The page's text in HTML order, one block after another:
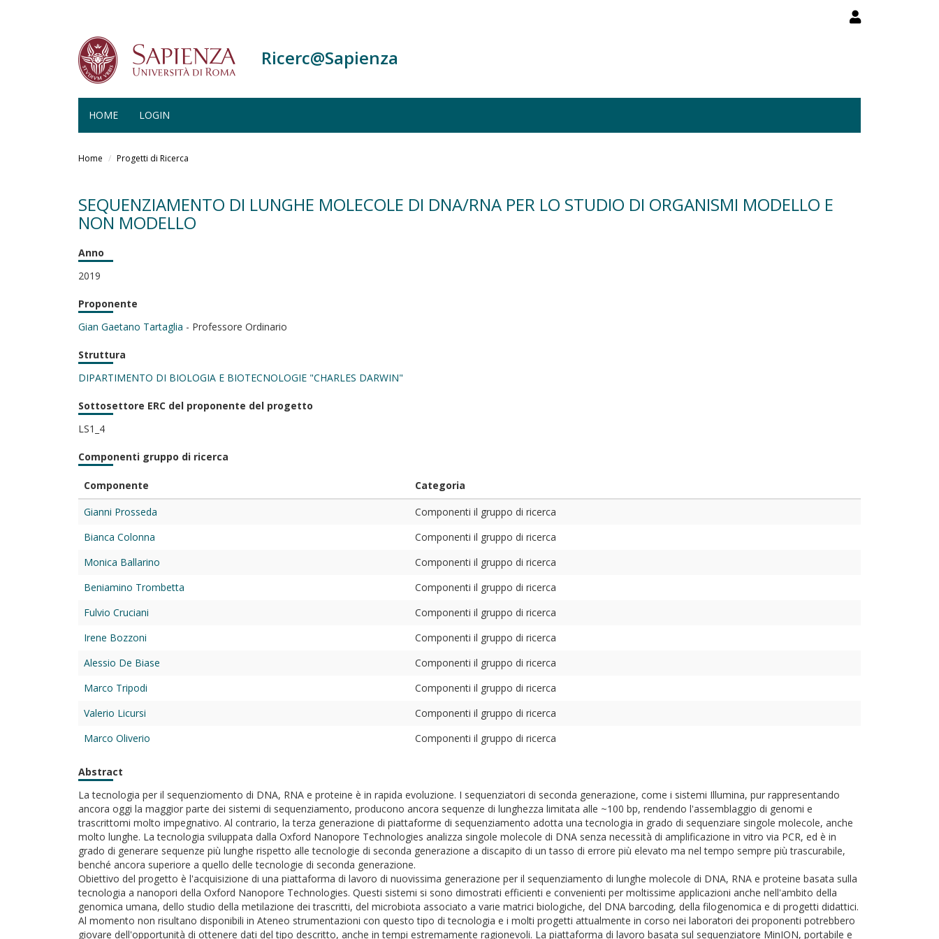
Ricerc@Sapienza
HOME LOGIN
Home Progetti di Ricerca
SEQUENZIAMENTO DI LUNGHE MOLECOLE DI DNA/RNA PER LO STUDIO DI ORGANISMI MODELLO E
NON MODELLO
Anno
2019
Proponente
Gian Gaetano Tartaglia - Professore Ordinario
Struttura
DIPARTIMENTO DI BIOLOGIA E BIOTECNOLOGIE "CHARLES DARWIN"
Sottosettore ERC del proponente del progetto
LS1_4
Componenti gruppo di ricerca
Componente
Categoria
Gianni Prosseda
Componenti il gruppo di ricerca
Bianca Colonna
Componenti il gruppo di ricerca
Monica Ballarino
Componenti il gruppo di ricerca
Beniamino Trombetta
Componenti il gruppo di ricerca
Fulvio Cruciani
Componenti il gruppo di ricerca
Irene Bozzoni
Componenti il gruppo di ricerca
Alessio De Biase
Componenti il gruppo di ricerca
Marco Tripodi
Componenti il gruppo di ricerca
Valerio Licursi
Componenti il gruppo di ricerca
Marco Oliverio
Componenti il gruppo di ricerca
Abstract
La tecnologia per il sequenziomento di DNA, RNA e proteine è in rapida evoluzione. I sequenziatori di seconda generazione, come i sistemi Illumina, pur rappresentando
ancora oggi la maggior parte dei sistemi di sequenziamento, producono ancora sequenze di lunghezza limitata alle ~100 bp, rendendo l'assemblaggio di genomi e
trascrittomi molto impegnativo. Al contrario, la terza generazione di piattaforme di sequenziamento adotta una tecnologia in grado di sequenziare singole molecole, anche
molto lunghe. La tecnologia sviluppata dalla Oxford Nanopore Technologies analizza singole molecole di DNA senza necessità di amplificazione in vitro via PCR, ed è in
grado di generare sequenze più lunghe rispetto alle tecnologie di seconda generazione a discapito di un tasso di errore più elevato ma nel tempo sempre più trascurabile,
benché ancora superiore a quello delle tecnologie di seconda generazione.
Obiettivo del progetto è l'acquisizione di una piattaforma di lavoro di nuovissima generazione per il sequenziamento di lunghe molecole di DNA, RNA e proteine basata sulla
tecnologia a nanopori della Oxford Nanopore Technologies. Questi sistemi si sono dimostrati efficienti e convenienti per moltissime applicazioni anche nell'ambito della
genomica umana, dello studio della metilazione dei trascritti, del microbiota associato a varie matrici biologiche, del DNA barcoding, della filogenomica e di progetti didattici.
Al momento non risultano disponibili in Ateneo strumentazioni con questo tipo di tecnologia e i molti progetti attualmente in corso nei laboratori dei proponenti potrebbero
giovare dell'opportunità di ottenere dati del tipo descritto, anche in tempi estremamente ragionevoli. La piattaforma di lavoro basata sul sequenziatore MinION, portabile e